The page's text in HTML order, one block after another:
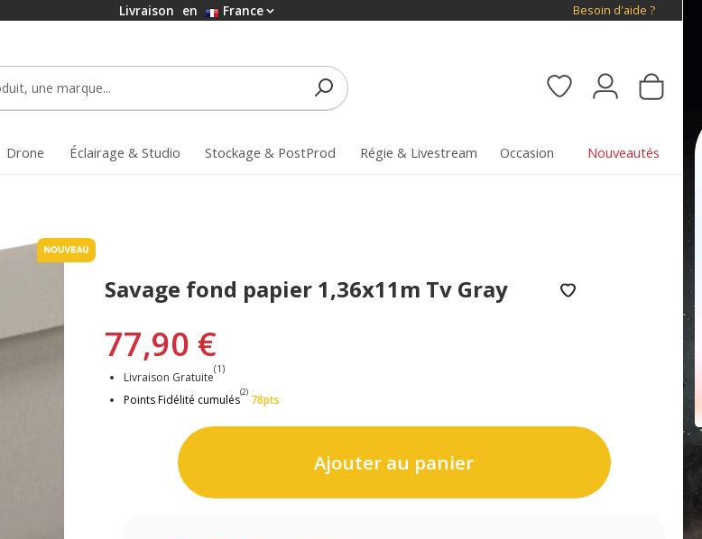
Livraison en France Besoin d'aide ?
Drone Éclairage & Studio Stockage & PostProd Régie & Livestream Occasion Nouveautés
Savage fond papier 1,36x11m Tv Gray
77,90 €
Livraison Gratuite
(1)
Points Fidélité cumulés
(2)
78pts
Ajouter au panier